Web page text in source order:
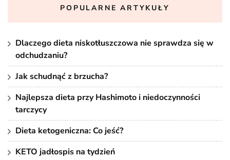
POPULARNE ARTYKUŁY
Dlaczego dieta niskotłuszczowa nie sprawdza się w
odchudzaniu?
Jak schudnąć z brzucha?
Najlepsza dieta przy Hashimoto i niedoczynności
tarczycy
Dieta ketogeniczna: Co jeść?
KETO jadłospis na tydzień